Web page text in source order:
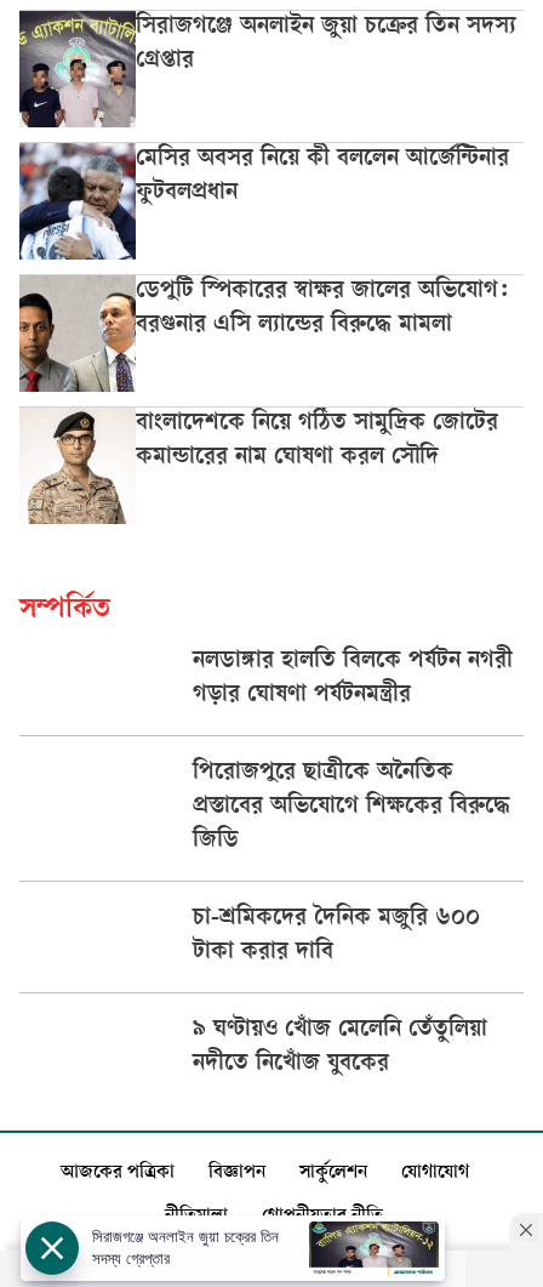
সিরাজগঞ্জে অনলাইন জুয়া চক্রের তিন সদস্য
গ্রেপ্তার
মেসির অবসর নিয়ে কী বললেন আর্জেন্টিনার
ফুটবলপ্রধান
ডেপুটি স্পিকারের স্বাক্ষর জালের অভিযোগ:
বরগুনার এসি ল্যান্ডের বিরুদ্ধে মামলা
বাংলাদেশকে নিয়ে গঠিত সামুদ্রিক জোটের
কমান্ডারের নাম ঘোষণা করল সৌদি
সম্পর্কিত
নলডাঙ্গার হালতি বিলকে পর্যটন নগরী
গড়ার ঘোষণা পর্যটনমন্ত্রীর
পিরোজপুরে ছাত্রীকে অনৈতিক
প্রস্তাবের অভিযোগে শিক্ষকের বিরুদ্ধে
জিডি
চা-শ্রমিকদের দৈনিক মজুরি ৬০০
টাকা করার দাবি
৯ ঘণ্টায়ও খোঁজ মেলেনি তেঁতুলিয়া
নদীতে নিখোঁজ যুবকের
আজকের পত্রিকা বিজ্ঞাপন সার্কুলেশন যোগাযোগ
নীতিমালা গোপনীয়তার নীতি
সিরাজগঞ্জে অনলাইন জুয়া চক্রের তিন
সদস্য গ্রেপ্তার